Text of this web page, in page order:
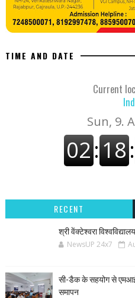
TIME AND DATE
Current
RECENT
श्री वेंक्टेश्वरा
NewsUP 24x7
सी-डैक के सहयोग से
समापन